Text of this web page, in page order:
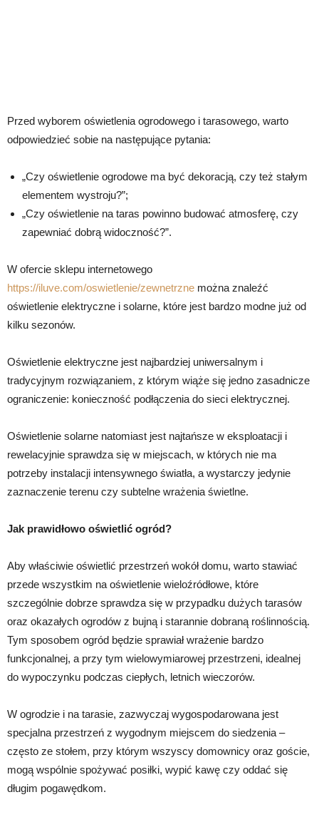
Przed wyborem oświetlenia ogrodowego i tarasowego, warto
odpowiedzieć sobie na następujące pytania:
„Czy oświetlenie ogrodowe ma być dekoracją, czy też stałym
elementem wystroju?”;
„Czy oświetlenie na taras powinno budować atmosferę, czy
zapewniać dobrą widoczność?”.
W ofercie sklepu internetowego
https://iluve.com/oswietlenie/zewnetrzne można znaleźć
oświetlenie elektryczne i solarne, które jest bardzo modne już od
kilku sezonów.
Oświetlenie elektryczne jest najbardziej uniwersalnym i
tradycyjnym rozwiązaniem, z którym wiąże się jedno zasadnicze
ograniczenie: konieczność podłączenia do sieci elektrycznej.
Oświetlenie solarne natomiast jest najtańsze w eksploatacji i
rewelacyjnie sprawdza się w miejscach, w których nie ma
potrzeby instalacji intensywnego światła, a wystarczy jedynie
zaznaczenie terenu czy subtelne wrażenia świetlne.
Jak prawidłowo oświetlić ogród?
Aby właściwie oświetlić przestrzeń wokół domu, warto stawiać
przede wszystkim na oświetlenie wieloźródłowe, które
szczególnie dobrze sprawdza się w przypadku dużych tarasów
oraz okazałych ogrodów z bujną i starannie dobraną roślinnością.
Tym sposobem ogród będzie sprawiał wrażenie bardzo
funkcjonalnej, a przy tym wielowymiarowej przestrzeni, idealnej
do wypoczynku podczas ciepłych, letnich wieczorów.
W ogrodzie i na tarasie, zazwyczaj wygospodarowana jest
specjalna przestrzeń z wygodnym miejscem do siedzenia –
często ze stołem, przy którym wszyscy domownicy oraz goście,
mogą wspólnie spożywać posiłki, wypić kawę czy oddać się
długim pogawędkom.